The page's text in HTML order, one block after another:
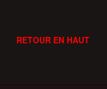
RETOUR EN HAUT